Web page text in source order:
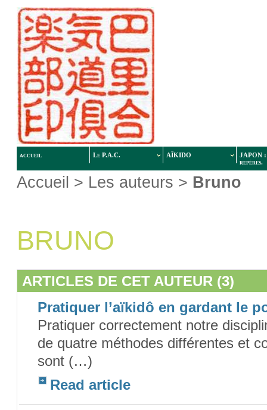
accueil Le P.A.C. AÏKIDO
JAPON :
repères.
Accueil > Les auteurs > Bruno
BRUNO
ARTICLES DE CET AUTEUR (3)
Pratiquer l’aïkidô en gardant le
Pratiquer correctement notre
de quatre méthodes différentes et
sont (…)
Read article